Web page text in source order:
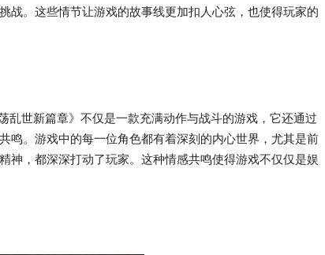
战。这些情节让游戏的故事线更加扣人心弦，也使得玩家的
乱世新篇章》不仅是一款充满动作与战斗的游戏，它还通过
鸣。游戏中的每一位角色都有着深刻的内心世界，尤其是前
神，都深深打动了玩家。这种情感共鸣使得游戏不仅仅是娱